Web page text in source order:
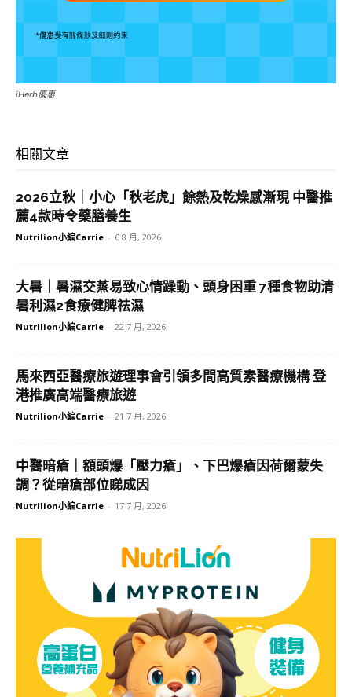
iHerb優惠
相關文章
2026立秋｜小心「秋老虎」餘熱及乾燥感漸現 中醫推
薦4款時令藥膳養生
Nutrilion小編Carrie - 6 8 月, 2026
大暑｜暑濕交蒸易致心情躁動、頭身困重 7種食物助清
暑利濕2食療健脾祛濕
Nutrilion小編Carrie - 22 7 月, 2026
馬來西亞醫療旅遊理事會引領多間高質素醫療機構 登
港推廣高端醫療旅遊
Nutrilion小編Carrie - 21 7 月, 2026
中醫暗瘡｜額頭爆「壓力瘡」、下巴爆瘡因荷爾蒙失
調？從暗瘡部位睇成因
Nutrilion小編Carrie - 17 7 月, 2026